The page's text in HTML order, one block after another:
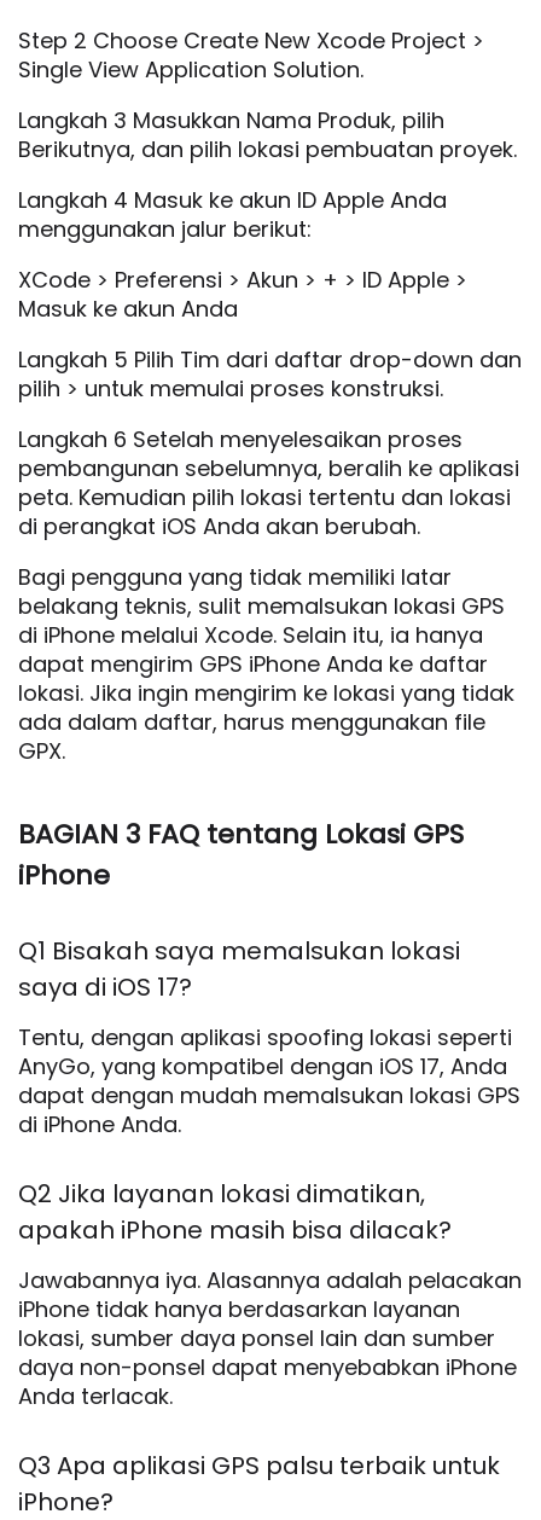
Step 2 Choose Create New Xcode Project >
Single View Application Solution.
Langkah 3 Masukkan Nama Produk, pilih
Berikutnya, dan pilih lokasi pembuatan proyek.
Langkah 4 Masuk ke akun ID Apple Anda
menggunakan jalur berikut:
XCode > Preferensi > Akun > + > ID Apple >
Masuk ke akun Anda
Langkah 5 Pilih Tim dari daftar drop-down dan
pilih > untuk memulai proses konstruksi.
Langkah 6 Setelah menyelesaikan proses
pembangunan sebelumnya, beralih ke aplikasi
peta. Kemudian pilih lokasi tertentu dan lokasi
di perangkat iOS Anda akan berubah.
Bagi pengguna yang tidak memiliki latar
belakang teknis, sulit memalsukan lokasi GPS
di iPhone melalui Xcode. Selain itu, ia hanya
dapat mengirim GPS iPhone Anda ke daftar
lokasi. Jika ingin mengirim ke lokasi yang tidak
ada dalam daftar, harus menggunakan file
GPX.
BAGIAN 3 FAQ tentang Lokasi GPS
iPhone
Q1 Bisakah saya memalsukan lokasi
saya di iOS 17?
Tentu, dengan aplikasi spoofing lokasi seperti
AnyGo, yang kompatibel dengan iOS 17, Anda
dapat dengan mudah memalsukan lokasi GPS
di iPhone Anda.
Q2 Jika layanan lokasi dimatikan,
apakah iPhone masih bisa dilacak?
Jawabannya iya. Alasannya adalah pelacakan
iPhone tidak hanya berdasarkan layanan
lokasi, sumber daya ponsel lain dan sumber
daya non-ponsel dapat menyebabkan iPhone
Anda terlacak.
Q3 Apa aplikasi GPS palsu terbaik untuk
iPhone?